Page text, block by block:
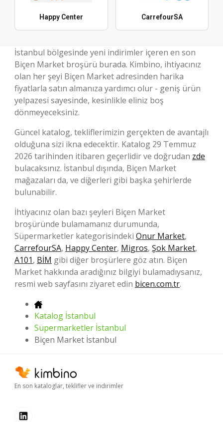
Happy Center CarrefourSA
İstanbul bölgesinde yeni indirimler içeren en son
Biçen Market broşürü burada. Kimbino, ihtiyacınız
olan her şeyi Biçen Market adresinden harika
fiyatlarla satın almanıza yardımcı olur - geniş ürün
yelpazesi sayesinde, kesinlikle eliniz boş
dönmeyeceksiniz.
Güncel katalog, tekliflerimizin gerçekten de avantajlı
olduğuna sizi ikna edecektir. Katalog 29 Temmuz
2026 tarihinden itibaren geçerlidir ve doğrudan zde
bulacaksınız. İstanbul dışında, Biçen Market
mağazaları da, ve diğerleri gibi başka şehirlerde
bulunabilir.
İhtiyacınız olan bazı şeyleri Biçen Market
broşüründe bulamamanız durumunda,
Süpermarketler kategorisindeki Onur Market,
CarrefourSA, Happy Center, Migros, Şok Market,
A101, BİM gibi diğer broşürlere göz atın. Biçen
Market hakkında aradığınız bilgiyi bulamadıysanız,
resmi web sayfasını ziyaret edin bicen.com.tr.
Katalog İstanbul
Süpermarketler İstanbul
Biçen Market İstanbul
En son kataloglar, teklifler ve indirimler